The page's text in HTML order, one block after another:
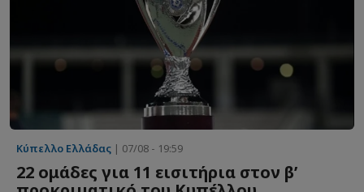
Κύπελλο Ελλάδας | 07/08 - 19:59
22 ομάδες για 11 εισιτήρια στον β’